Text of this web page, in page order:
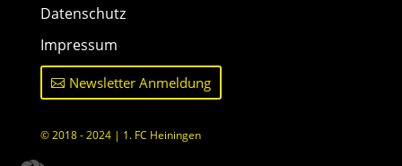
Datenschutz
Impressum
Newsletter Anmeldung
© 2018 - 2024 | 1. FC Heiningen